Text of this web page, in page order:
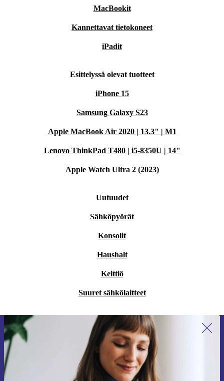
MacBookit
Kannettavat tietokoneet
iPadit
Esittelyssä olevat tuotteet
iPhone 15
Samsung Galaxy S23
Apple MacBook Air 2020 | 13.3" | M1
Lenovo ThinkPad T480 | i5-8350U | 14"
Apple Watch Ultra 2 (2023)
Uutuudet
Sähköpyörät
Konsolit
Haushalt
Keittiö
Suuret sähkölaitteet
Liity ensimmäistä kertaa uutiskirjeen
tilaajaksi ja säästä 15 €!
Älä missaa enää yhtäkään tarjousta.